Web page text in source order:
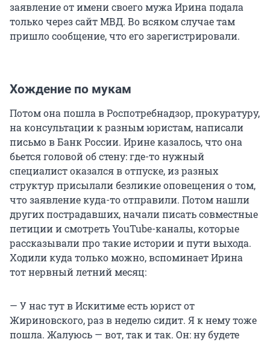
заявление от имени своего мужа Ирина подала
только через сайт МВД. Во всяком случае там
пришло сообщение, что его зарегистрировали.
Хождение по мукам
Потом она пошла в Роспотребнадзор, прокуратуру,
на консультации к разным юристам, написали
письмо в Банк России. Ирине казалось, что она
бьется головой об стену: где-то нужный
специалист оказался в отпуске, из разных
структур присылали безликие оповещения о том,
что заявление куда-то отправили. Потом нашли
других пострадавших, начали писать совместные
петиции и смотреть YouTube-каналы, которые
рассказывали про такие истории и пути выхода.
Ходили куда только можно, вспоминает Ирина
тот нервный летний месяц:
— У нас тут в Искитиме есть юрист от
Жириновского, раз в неделю сидит. Я к нему тоже
пошла. Жалуюсь — вот, так и так. Он: ну будете